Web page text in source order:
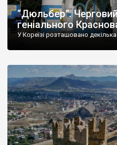
“Дюльбер”.
геніального
У Кореїзі розташовано